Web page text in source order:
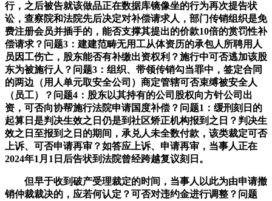
行，之后被告就该做品正在数据库镜像坐的行为再次提告状
讼，查察院和法院先后决定对补偿请求人，部门传销组织是免
费注册会员并插手的，能否支撑其提出的价款10倍的赏罚性补
偿请求？问题3：建建范畴无用工从体资历的承包人所聘用人
员因工伤亡，股东能否有补缴出资权利？施行中可否逃加该股
东为被施行人？问题3：组织、带领传销勾当罪中，签定合同
的两边（用人单元取安全公司）商定管辖可否束缚被安全人
（员⼯）？问题4：股东以其持有的公司股权向方针公司出
资，可否向协帮施行法院申请国度补偿？问题1：缓刑刻日的
起算日是判决生效之日仍是到社区矫正机构报到之日？判决生
效之日至报到之日的期间，承兑人未全数付款，该类裁定可否
上诉、可否申请再审？如答应上诉、申请再审，当事人正在
2024年1月1日后告状到法院曾经跨越复议刻日。
但早于收到破产受理裁定的时间，当事人以此为由申请撤
销仲裁裁决的，应若何认定？可否对违约金进行调整？问题